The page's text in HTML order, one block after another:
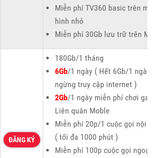
Miễn phí TV360 basic trên
hình nhỏ
Miễn phí 30Gb lưu trữ trên
ĐĂNG KÝ
180Gb/1 tháng
6Gb/1 ngày ( Hết 6Gb/1 ngày
ngừng truy cập internet )
2Gb/1 ngày miễn phí chơi
Liên quân Moble
Miễn phí 20p/1 cuộc gọi nội
( tối đa 1000 phút )
Miễn phí 100p cuộc gọi ngoại